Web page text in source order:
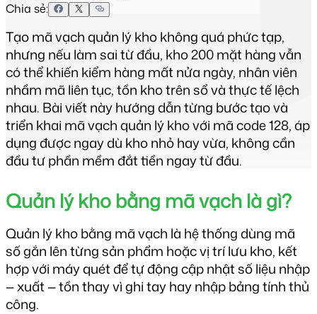
Chia sẻ:
Tạo mã vạch quản lý kho không quá phức tạp,
nhưng nếu làm sai từ đầu, kho 200 mặt hàng vẫn
có thể khiến kiểm hàng mất nửa ngày, nhân viên
nhầm mã liên tục, tồn kho trên sổ và thực tế lệch
nhau. Bài viết này hướng dẫn từng bước tạo và
triển khai mã vạch quản lý kho với mã code 128, áp
dụng được ngay dù kho nhỏ hay vừa, không cần
đầu tư phần mềm đắt tiền ngay từ đầu.
Quản lý kho bằng mã vạch là gì?
Quản lý kho bằng mã vạch là hệ thống dùng mã
số gắn lên từng sản phẩm hoặc vị trí lưu kho, kết
hợp với máy quét để tự động cập nhật số liệu nhập
— xuất — tồn thay vì ghi tay hay nhập bảng tính thủ
công.